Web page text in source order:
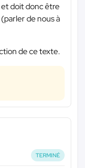
doit donc être
de nous à
de ce texte.
TERMINÉ